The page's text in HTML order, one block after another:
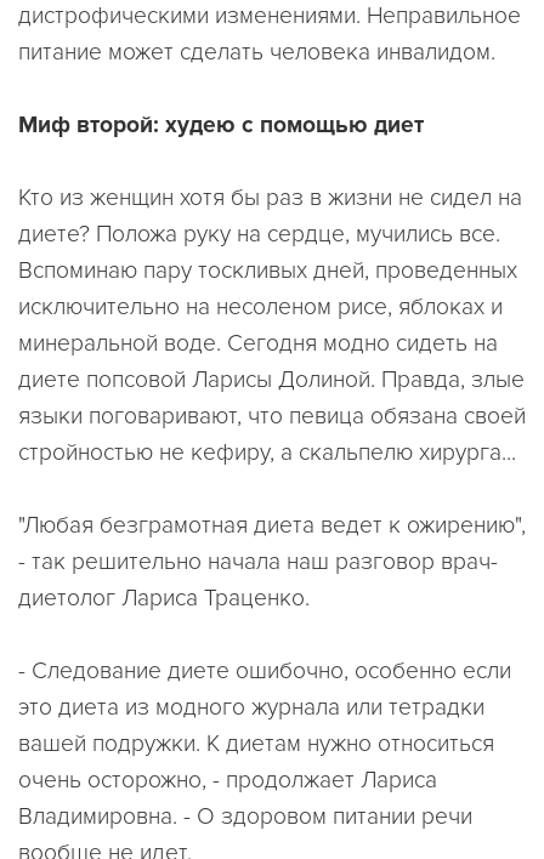
дистрофическими изменениями. Неправильное
питание может сделать человека инвалидом.
Миф второй: худею с помощью диет
Кто из женщин хотя бы раз в жизни не сидел на
диете? Положа руку на сердце, мучились все.
Вспоминаю пару тоскливых дней, проведенных
исключительно на несоленом рисе, яблоках и
минеральной воде. Сегодня модно сидеть на
диете попсовой Ларисы Долиной. Правда, злые
языки поговаривают, что певица обязана своей
стройностью не кефиру, а скальпелю хирурга...
"Любая безграмотная диета ведет к ожирению",
- так решительно начала наш разговор врач-
диетолог Лариса Траценко.
- Следование диете ошибочно, особенно если
это диета из модного журнала или тетрадки
вашей подружки. К диетам нужно относиться
очень осторожно, - продолжает Лариса
Владимировна. - О здоровом питании речи